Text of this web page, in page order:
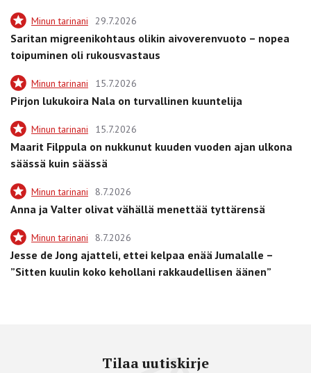
Minun tarinani 29.7.2026
Saritan migreenikohtaus olikin aivoverenvuoto – nopea
toipuminen oli rukousvastaus
Minun tarinani 15.7.2026
Pirjon lukukoira Nala on turvallinen kuuntelija
Minun tarinani 15.7.2026
Maarit Filppula on nukkunut kuuden vuoden ajan ulkona
säässä kuin säässä
Minun tarinani 8.7.2026
Anna ja Valter olivat vähällä menettää tyttärensä
Minun tarinani 8.7.2026
Jesse de Jong ajatteli, ettei kelpaa enää Jumalalle –
”Sitten kuulin koko kehollani rakkaudellisen äänen”
Tilaa uutiskirje